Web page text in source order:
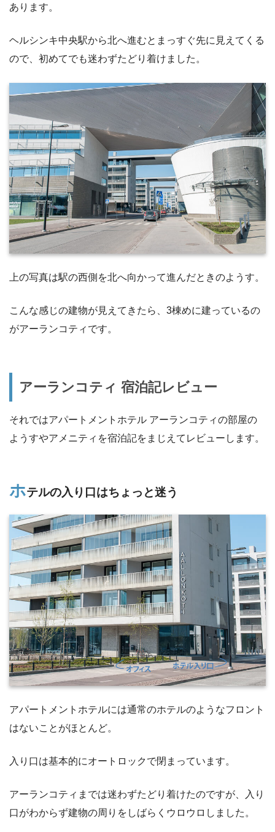
あります。
ヘルシンキ中央駅から北へ進むとまっすぐ先に見えてくる
ので、初めてでも迷わずたどり着けました。
上の写真は駅の西側を北へ向かって進んだときのようす。
こんな感じの建物が見えてきたら、3棟めに建っているの
がアーランコティです。
アーランコティ 宿泊記レビュー
それではアパートメントホテル アーランコティの部屋の
ようすやアメニティを宿泊記をまじえてレビューします。
ホテルの入り口はちょっと迷う
アパートメントホテルには通常のホテルのようなフロント
はないことがほとんど。
入り口は基本的にオートロックで閉まっています。
アーランコティまでは迷わずたどり着けたのですが、入り
口がわからず建物の周りをしばらくウロウロしました。